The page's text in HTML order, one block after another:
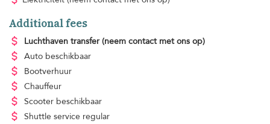
Additional fees
Luchthaven transfer (neem contact met ons op)
Auto beschikbaar
Bootverhuur
Chauffeur
Scooter beschikbaar
Shuttle service regular